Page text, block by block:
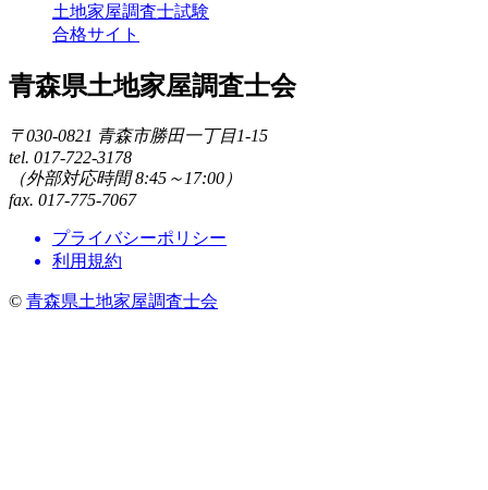
土地家屋調査士試験
合格サイト
青森県土地家屋調査士会
〒030-0821 青森市勝田一丁目1-15
tel. 017-722-3178
（外部対応時間 8:45～17:00）
fax. 017-775-7067
プライバシーポリシー
利用規約
© 青森県土地家屋調査士会